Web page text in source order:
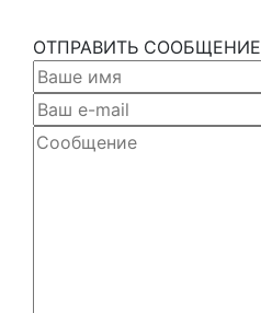
ОТПРАВИТЬ СООБЩЕНИЕ